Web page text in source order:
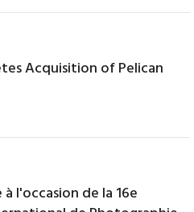
Acquisition of Pelican
l'occasion de la 16e